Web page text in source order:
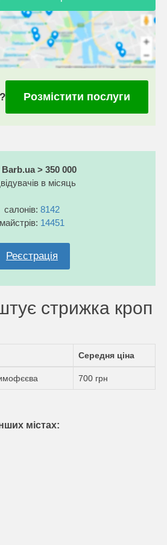
Розмістити послуги
> 350 000
в місяць
салонів: 8142
майстрів: 14451
Реєстрація
стрижка кроп
Середня ціна
700 грн
містах: